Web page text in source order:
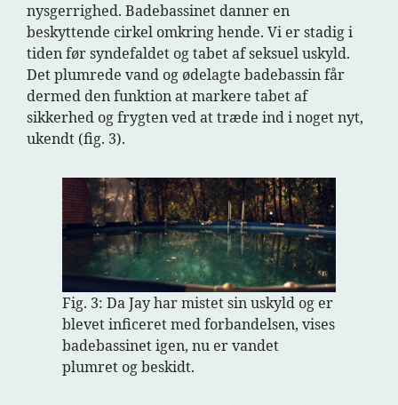
nysgerrighed. Badebassinet danner en
beskyttende cirkel omkring hende. Vi er stadig i
tiden før syndefaldet og tabet af seksuel uskyld.
Det plumrede vand og ødelagte badebassin får
dermed den funktion at markere tabet af
sikkerhed og frygten ved at træde ind i noget nyt,
ukendt (fig. 3).
Fig. 3: Da Jay har mistet sin uskyld og er
blevet inficeret med forbandelsen, vises
badebassinet igen, nu er vandet
plumret og beskidt.